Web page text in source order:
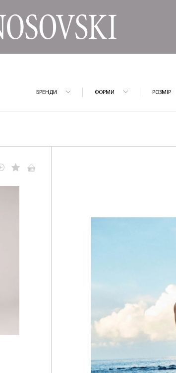
БРЕНДИ ФОРМИ РОЗМІР